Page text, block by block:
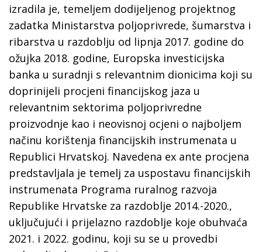
izradila je, temeljem dodijeljenog projektnog
zadatka Ministarstva poljoprivrede, šumarstva i
ribarstva u razdoblju od lipnja 2017. godine do
ožujka 2018. godine, Europska investicijska
banka u suradnji s relevantnim dionicima koji su
doprinijeli procjeni financijskog jaza u
relevantnim sektorima poljoprivredne
proizvodnje kao i neovisnoj ocjeni o najboljem
načinu korištenja financijskih instrumenata u
Republici Hrvatskoj. Navedena ex ante procjena
predstavljala je temelj za uspostavu financijskih
instrumenata Programa ruralnog razvoja
Republike Hrvatske za razdoblje 2014.-2020.,
uključujući i prijelazno razdoblje koje obuhvaća
2021. i 2022. godinu, koji su se u provedbi